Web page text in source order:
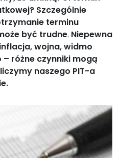
Szczególnie
terminu
być trudne. Niepewna
wojna, widmo
różne czynniki mogą
naszego PIT-a